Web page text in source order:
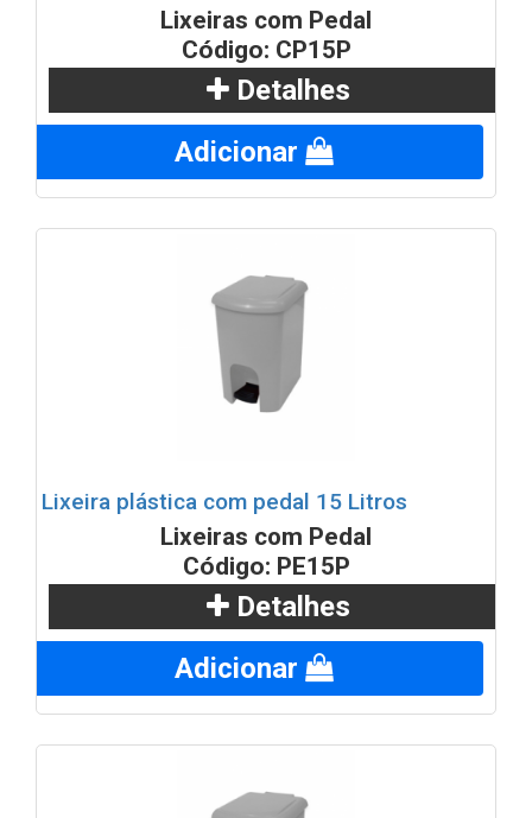
Lixeiras com Pedal
Código: CP15P
Detalhes
Adicionar
Lixeira plástica com pedal 15 Litros
Lixeiras com Pedal
Código: PE15P
Detalhes
Adicionar